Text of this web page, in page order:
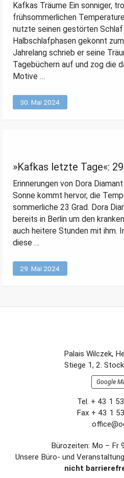
Kafkas Träume Ein sonniger,
frühsommerlichen
nutzte seinen gestörten
Halbschlafphasen gekonnt
Jahrelang schrieb er seine
Tagebüchern auf und zog die
Motive …
30. Mai 2024
»Kafkas letzte Tage«:
Erinnerungen von Dora
Sonne kommt hervor, die
sommerliche 23 Grad. Dora
bereits in Berlin um den
auch heitere Stunden mit ihm.
diese …
29. Mai 2024
Palais Wilczek,
Stiege 1, 2.
Google
Tel. + 43 1
Fax + 43 1
Bürozeiten: Mo – Fr
Unsere Büro- und
nicht